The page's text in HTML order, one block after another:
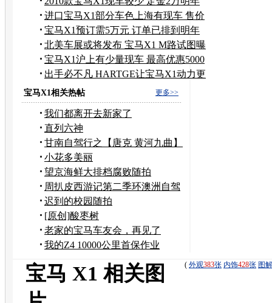
提车
进口宝马X1部分车色上海有现车 售价
不变
宝马X1预订需5万元 订单已排到明年
年底
北美车展或将发布 宝马X1 M路试图曝
光
宝马X1沪上有少量现车 最高优惠5000
元
出手必不凡 HARTGE让宝马X1动力更
带劲
更多>>
宝马X1相关热帖
我们都离开去新家了
直列六神
甘南自驾行之【唐克 黄河九曲】
小花多美丽
望京海鲜大排档腐败随拍
周扒皮西游记第二季环澳洲自驾
迟到的校园随拍
[原创]酸枣树
老家的宝马车友会，再见了
我的Z4 10000公里首保作业
( 外观383张 内饰428张 图解
宝马 X1 相关图